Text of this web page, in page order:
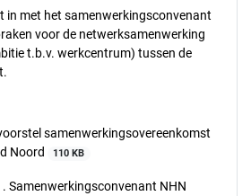
in met het samenwerkingsconvenant
voor de netwerksamenwerking
t.b.v. werkcentrum) tussen de
samenwerkingsovereenkomst
Noord
110 KB
Samenwerkingsconvenant NHN